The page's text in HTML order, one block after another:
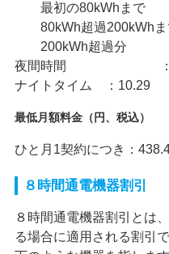
最初の80kWhまで
80kWh超過200kWhま
200kWh超過分
夜間時間 ：
ナイトタイム ：10.29
最低月額料金（円、税込）
ひと月1契約につき：
８時間通電機器割引
８時間通電機器割引とは
る場合に適用される割引